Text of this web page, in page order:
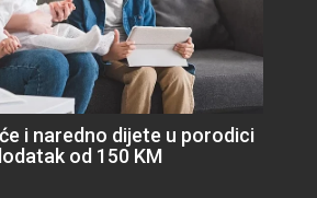
i naredno dijete u porodici
od 150 KM